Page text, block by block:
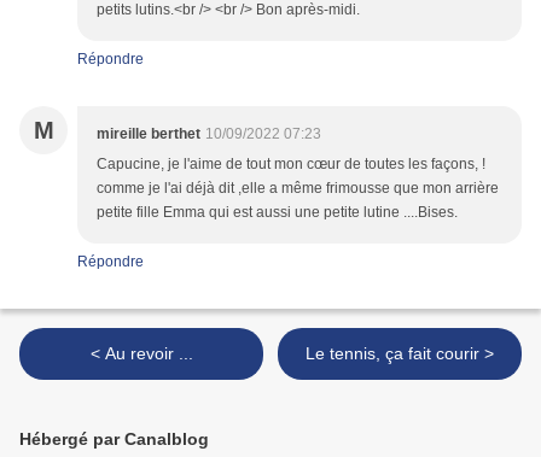
petits lutins.<br /> <br /> Bon après-midi.
Répondre
M mireille berthet 10/09/2022 07:23
Capucine, je l'aime de tout mon cœur de toutes les façons, !
comme je l'ai déjà dit ,elle a même frimousse que mon arrière
petite fille Emma qui est aussi une petite lutine ....Bises.
Répondre
< Au revoir ... Le tennis, ça fait courir >
Hébergé par Canalblog